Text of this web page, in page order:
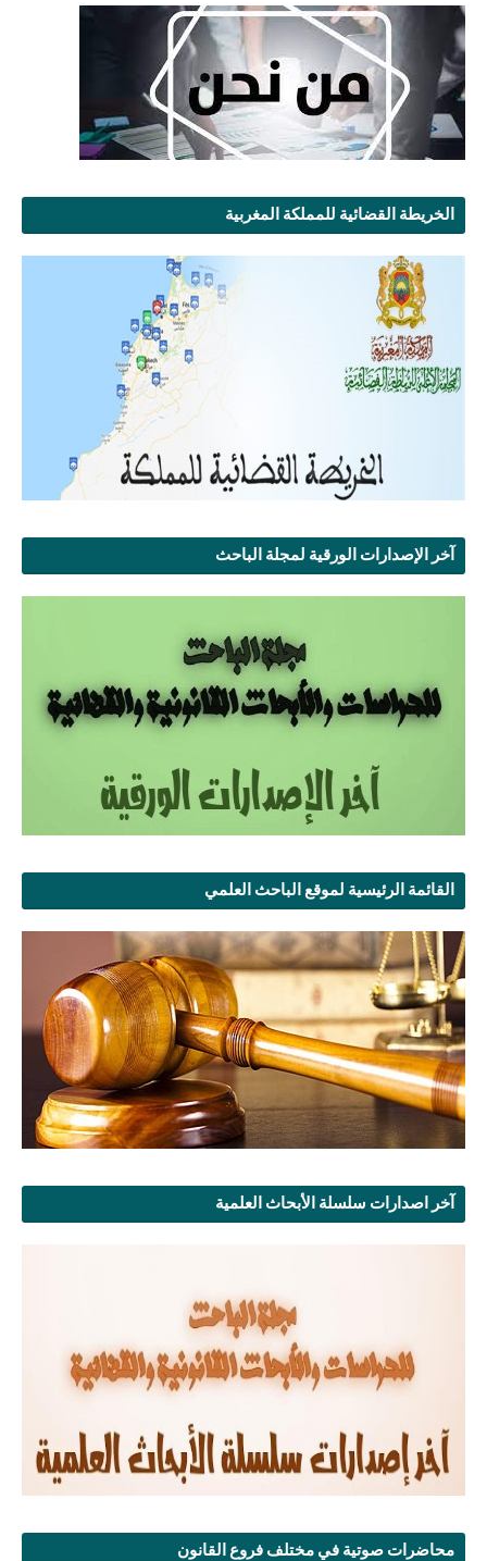
الخريطة القضائية للمملكة المغربية
آخر الإصدارات الورقية لمجلة الباحث
القائمة الرئيسية لموقع الباحث العلمي
آخر اصدارات سلسلة الأبحاث العلمية
محاضرات صوتية في مختلف فروع القانون